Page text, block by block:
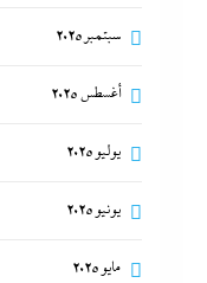
سبتمبر 2025
أغسطس 2025
يوليو 2025
يونيو 2025
مايو 2025